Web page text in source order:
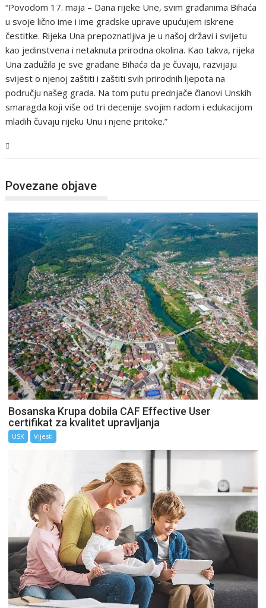
“Povodom 17. maja – Dana rijeke Une, svim građanima Bihaća
u svoje lično ime i ime gradske uprave upućujem iskrene
čestitke. Rijeka Una prepoznatljiva je u našoj državi i svijetu
kao jedinstvena i netaknuta prirodna okolina. Kao takva, rijeka
Una zadužila je sve građane Bihaća da je čuvaju, razvijaju
svijest o njenoj zaštiti i zaštiti svih prirodnih ljepota na
području našeg grada. Na tom putu prednjače članovi Unskih
smaragda koji više od tri decenije svojim radom i edukacijom
mladih čuvaju rijeku Unu i njene pritoke.”
Povezane objave
Bosanska Krupa dobila CAF Effective User
certifikat za kvalitet upravljanja
USK Vijesti